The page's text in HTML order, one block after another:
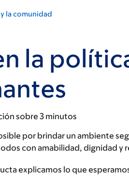
la comunidad
la
sobre 3 minutos
por brindar un ambiente
con amabilidad, dignidad y
explicamos lo que